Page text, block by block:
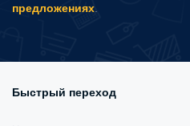
клавиш
предложениях.
Быстрый переход